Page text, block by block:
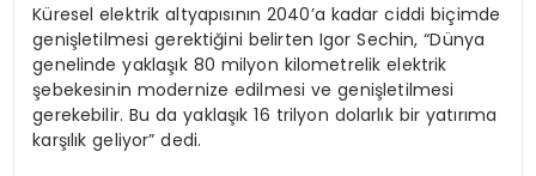
Küresel elektrik altyapısının 2040’a kadar ciddi biçimde
genişletilmesi gerektiğini belirten Igor Sechin, “Dünya
genelinde yaklaşık 80 milyon kilometrelik elektrik
şebekesinin modernize edilmesi ve genişletilmesi
gerekebilir. Bu da yaklaşık 16 trilyon dolarlık bir yatırıma
karşılık geliyor” dedi.